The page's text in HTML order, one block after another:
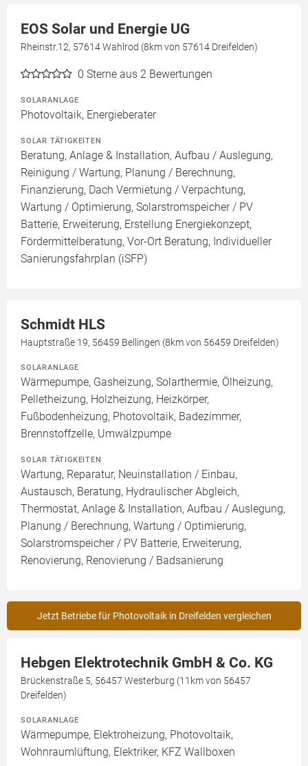
EOS Solar und Energie UG
Rheinstr.12, 57614 Wahlrod (8km von 57614 Dreifelden)
0 Sterne aus 2 Bewertungen
SOLARANLAGE
Photovoltaik, Energieberater
SOLAR TÄTIGKEITEN
Beratung, Anlage & Installation, Aufbau / Auslegung,
Reinigung / Wartung, Planung / Berechnung,
Finanzierung, Dach Vermietung / Verpachtung,
Wartung / Optimierung, Solarstromspeicher / PV
Batterie, Erweiterung, Erstellung Energiekonzept,
Fördermittelberatung, Vor-Ort Beratung, Individueller
Sanierungsfahrplan (iSFP)
Schmidt HLS
Hauptstraße 19, 56459 Bellingen (8km von 56459 Dreifelden)
SOLARANLAGE
Wärmepumpe, Gasheizung, Solarthermie, Ölheizung,
Pelletheizung, Holzheizung, Heizkörper,
Fußbodenheizung, Photovoltaik, Badezimmer,
Brennstoffzelle, Umwälzpumpe
SOLAR TÄTIGKEITEN
Wartung, Reparatur, Neuinstallation / Einbau,
Austausch, Beratung, Hydraulischer Abgleich,
Thermostat, Anlage & Installation, Aufbau / Auslegung,
Planung / Berechnung, Wartung / Optimierung,
Solarstromspeicher / PV Batterie, Erweiterung,
Renovierung, Renovierung / Badsanierung
Jetzt Betriebe für Photovoltaik in Dreifelden vergleichen
Hebgen Elektrotechnik GmbH & Co. KG
Brückenstraße 5, 56457 Westerburg (11km von 56457
Dreifelden)
SOLARANLAGE
Wärmepumpe, Elektroheizung, Photovoltaik,
Wohnraumlüftung, Elektriker, KFZ Wallboxen